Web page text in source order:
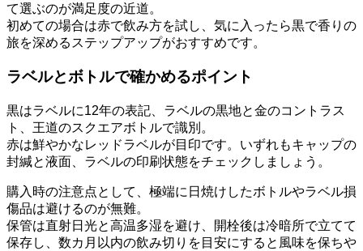
て選ぶのが満足度の近道。
初めての場合は赤で飲み方を試し、気に入ったら黒で香りの
旅を深めるステップアップがおすすめです。
ラベルとボトルで確かめるポイント
黒はラベルに12年の表記、ラベルの黒地と金のコントラス
ト、王道のスクエアボトルで識別。
赤は鮮やかなレッドラベルが目印です。いずれもキャップの
封緘と液面、ラベルの印刷状態をチェックしましょう。
購入時の注意点として、極端に日焼けしたボトルやラベル損
傷品は避けるのが無難。
保管は直射日光と高温多湿を避け、開栓後は冷暗所で立てて
保存し、数カ月以内の飲み切りを目安にすると風味を保ちや